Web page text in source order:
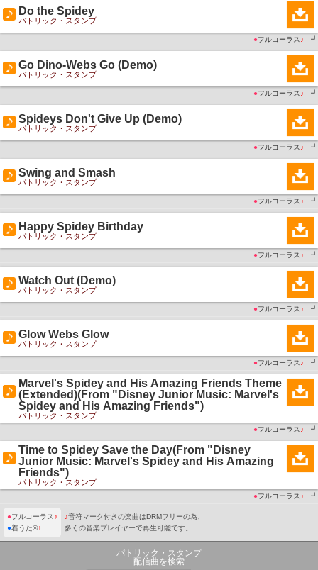
Do the Spidey
パトリック・スタンプ
●フルコーラス ♪ ┛
Go Dino-Webs Go (Demo)
パトリック・スタンプ
●フルコーラス ♪ ┛
Spideys Don't Give Up (Demo)
パトリック・スタンプ
●フルコーラス ♪ ┛
Swing and Smash
パトリック・スタンプ
●フルコーラス ♪ ┛
Happy Spidey Birthday
パトリック・スタンプ
●フルコーラス ♪ ┛
Watch Out (Demo)
パトリック・スタンプ
●フルコーラス ♪ ┛
Glow Webs Glow
パトリック・スタンプ
●フルコーラス ♪ ┛
Marvel's Spidey and His Amazing Friends Theme
(Extended)(From "Disney Junior Music: Marvel's
Spidey and His Amazing Friends")
パトリック・スタンプ
●フルコーラス ♪ ┛
Time to Spidey Save the Day(From "Disney
Junior Music: Marvel's Spidey and His Amazing
Friends")
パトリック・スタンプ
●フルコーラス ♪ ┛
●フルコーラス ♪
●着うた®♪
♪音符マーク付きの楽曲はDRMフリーの為、
多くの音楽プレイヤーで再生可能です。
パトリック・スタンプ
配信曲を検索